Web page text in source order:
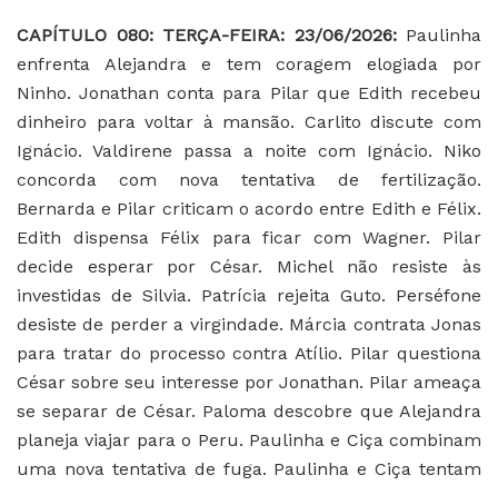
CAPÍTULO 080: TERÇA-FEIRA: 23/06/2026: Paulinha
enfrenta Alejandra e tem coragem elogiada por
Ninho. Jonathan conta para Pilar que Edith recebeu
dinheiro para voltar à mansão. Carlito discute com
Ignácio. Valdirene passa a noite com Ignácio. Niko
concorda com nova tentativa de fertilização.
Bernarda e Pilar criticam o acordo entre Edith e Félix.
Edith dispensa Félix para ficar com Wagner. Pilar
decide esperar por César. Michel não resiste às
investidas de Silvia. Patrícia rejeita Guto. Perséfone
desiste de perder a virgindade. Márcia contrata Jonas
para tratar do processo contra Atílio. Pilar questiona
César sobre seu interesse por Jonathan. Pilar ameaça
se separar de César. Paloma descobre que Alejandra
planeja viajar para o Peru. Paulinha e Ciça combinam
uma nova tentativa de fuga. Paulinha e Ciça tentam